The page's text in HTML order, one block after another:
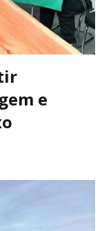
e